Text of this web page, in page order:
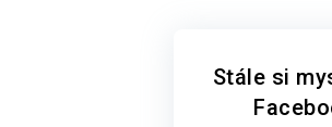
Stále si